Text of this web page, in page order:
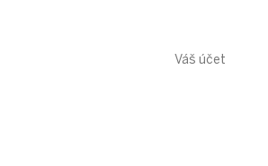
Váš účet